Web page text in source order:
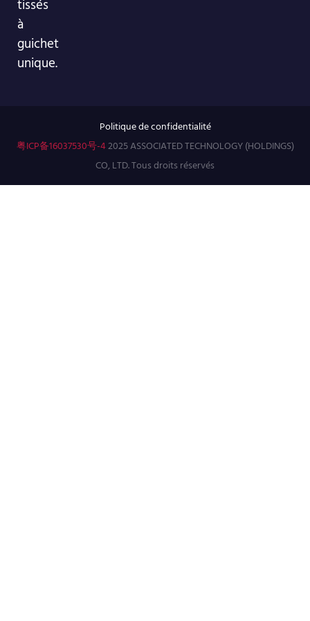
à
guichet
unique.
Politique de confidentialité
粤ICP备16037530号-42025 ASSOCIATED TECHNOLOGY (HOLDINGS)
CO, LTD. Tous droits réservés